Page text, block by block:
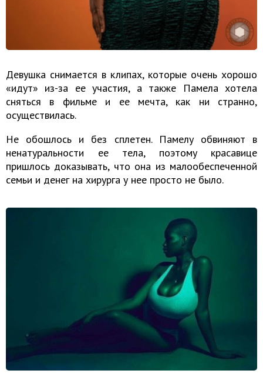
Девушка снимается в клипах, которые очень хорошо
«идут» из-за ее участия, а также Памела хотела
сняться в фильме и ее мечта, как ни странно,
осуществилась.
Не обошлось и без сплетен. Памелу обвиняют в
ненатуральности ее тела, поэтому красавице
пришлось доказывать, что она из малообеспеченной
семьи и денег на хирурга у нее просто не было.